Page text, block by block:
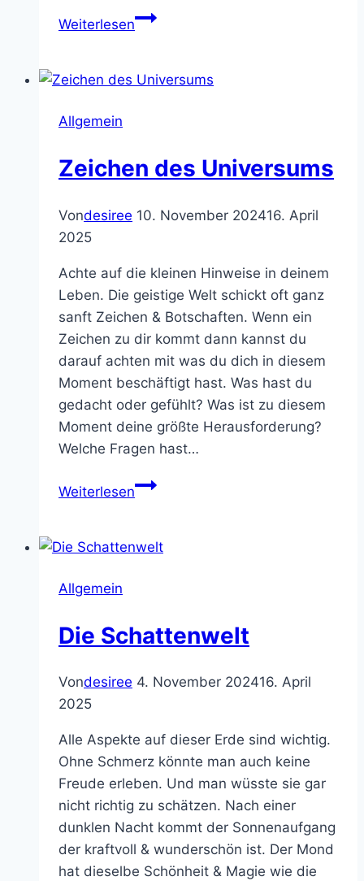
WeiterlesenSelbstangriffe,
Selbstverletzung
Allgemein
Zeichen des Universums
Vondesiree 10. November 202416. April
2025
Achte auf die kleinen Hinweise in deinem
Leben. Die geistige Welt schickt oft ganz
sanft Zeichen & Botschaften. Wenn ein
Zeichen zu dir kommt dann kannst du
darauf achten mit was du dich in diesem
Moment beschäftigt hast. Was hast du
gedacht oder gefühlt? Was ist zu diesem
Moment deine größte Herausforderung?
Welche Fragen hast…
WeiterlesenZeichen
Allgemein
Die Schattenwelt
Vondesiree 4. November 202416. April
2025
Alle Aspekte auf dieser Erde sind wichtig.
Ohne Schmerz könnte man auch keine
Freude erleben. Und man wüsste sie gar
nicht richtig zu schätzen. Nach einer
dunklen Nacht kommt der Sonnenaufgang
der kraftvoll & wunderschön ist. Der Mond
hat dieselbe Schönheit & Magie wie die